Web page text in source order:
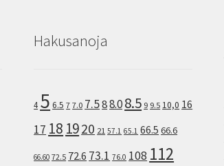
Hakusanoja
4 5 6.5 7 7.0 7.588.08.5 9 9.5 10,0 16
17 18 1920 21 57.1 65.1 66.5 66.6
66.60 72.5 72.6 73.1 76.0 108 112